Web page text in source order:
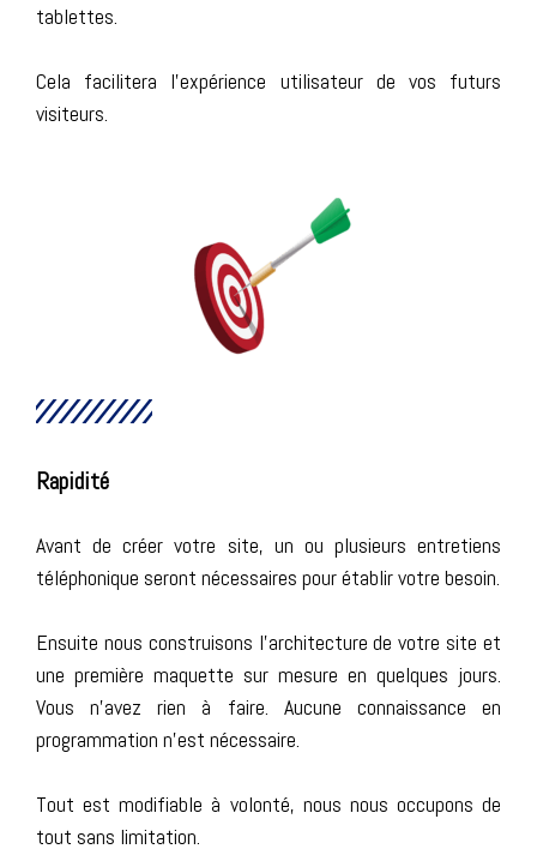
tablettes.
Cela facilitera l'expérience utilisateur de vos futurs
visiteurs.
Rapidité
Avant de créer votre site, un ou plusieurs entretiens
téléphonique seront nécessaires pour établir votre besoin.
Ensuite nous construisons l'architecture de votre site et
une première maquette sur mesure en quelques jours.
Vous n'avez rien à faire. Aucune connaissance en
programmation n'est nécessaire.
Tout est modifiable à volonté, nous nous occupons de
tout sans limitation.